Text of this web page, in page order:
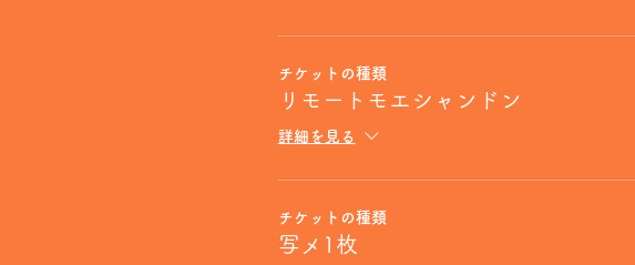
チケットの種類
リモートモエシャンドン
詳細を見る
チケットの種類
写メ1枚